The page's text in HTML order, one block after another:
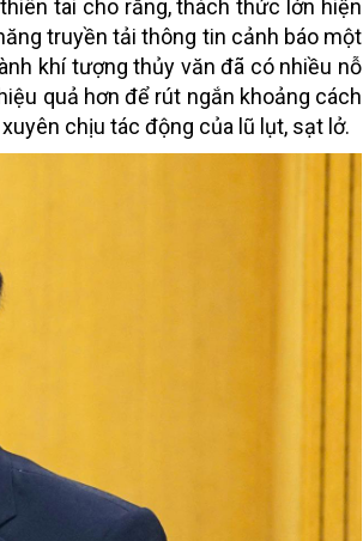
tai cho rằng, thách thức lớn hiện
truyền tải thông tin cảnh báo một
khí tượng thủy văn đã có nhiều nỗ
quả hơn để rút ngắn khoảng cách
chịu tác động của lũ lụt, sạt lở.